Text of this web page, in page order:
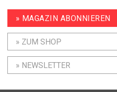
» MAGAZIN ABONNIEREN
» ZUM SHOP
» NEWSLETTER